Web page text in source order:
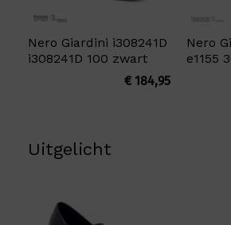
Nero Giardini i308241D
i308241D 100 zwart
€184,95
Nero
e1155
Uitgelicht